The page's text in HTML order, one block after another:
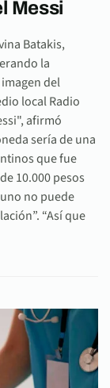
Messi
Batakis,
la
del
local Radio
afirmó
sería de una
que fue
10.000 pesos
no puede
“Así que